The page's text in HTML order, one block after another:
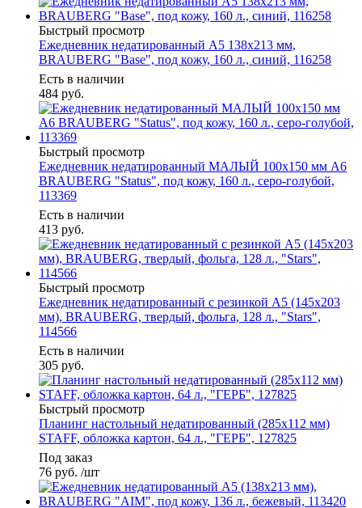
Быстрый просмотр
Ежедневник недатированный А5 138х213 мм,
BRAUBERG "Base", под кожу, 160 л., синий, 116258
Есть в наличии
484 руб.
Быстрый просмотр
Ежедневник недатированный МАЛЫЙ 100х150 мм А6
BRAUBERG "Status", под кожу, 160 л., серо-голубой,
113369
Есть в наличии
413 руб.
Быстрый просмотр
Ежедневник недатированный с резинкой А5 (145х203
мм), BRAUBERG, твердый, фольга, 128 л., "Stars",
114566
Есть в наличии
305 руб.
Быстрый просмотр
Планинг настольный недатированный (285х112 мм)
STAFF, обложка картон, 64 л., "ГЕРБ", 127825
Под заказ
76 руб. /шт